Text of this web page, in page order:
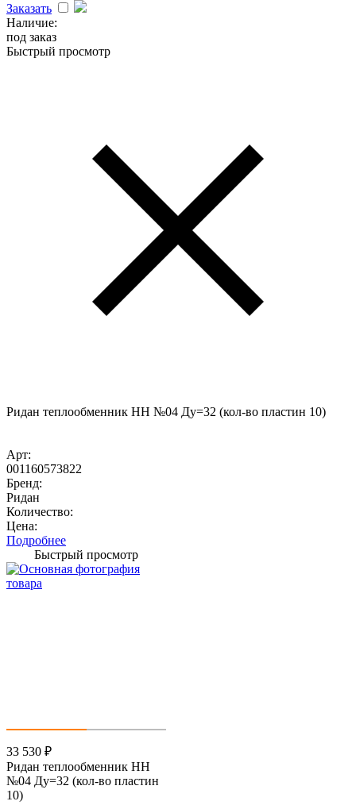
Заказать
Наличие:
под заказ
Быстрый просмотр
Ридан теплообменник НН №04 Ду=32 (кол-во пластин 10)
Арт:
001160573822
Бренд:
Ридан
Количество:
Цена:
Подробнее
Быстрый просмотр
33 530 ₽
Ридан теплообменник НН
№04 Ду=32 (кол-во пластин
10)